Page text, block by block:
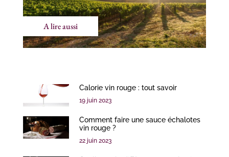
A lire aussi
Calorie vin rouge : tout savoir
19 juin 2023
Comment faire une sauce échalotes
vin rouge ?
22 juin 2023